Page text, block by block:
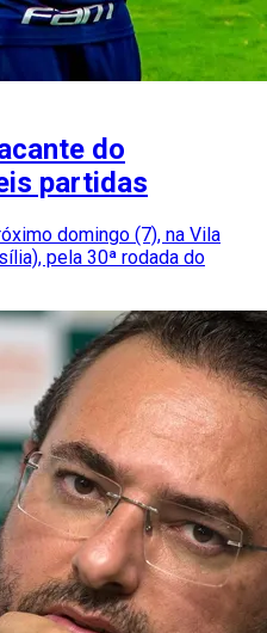
do
partidas
domingo (7), na Vila
pela 30ª rodada do